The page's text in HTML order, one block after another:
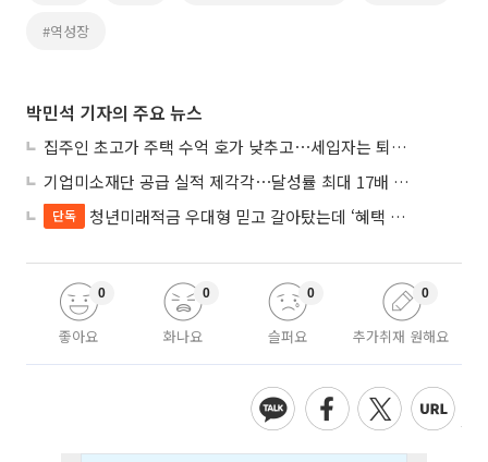
#역성장
박민석 기자의 주요 뉴스
집주인 초고가 주택 수억 호가 낮추고⋯세입자는 퇴거 위기
기업미소재단 공급 실적 제각각⋯달성률 최대 17배 차이
단독 청년미래적금 우대형 믿고 갈아탔는데 ‘혜택 반토막’…심사 오류에 가입자 혼선
좋아요
0
화나요
0
슬퍼요
0
추가취재 원해요
0